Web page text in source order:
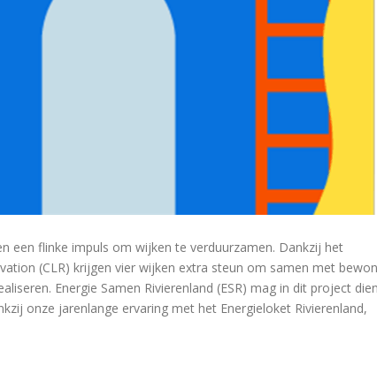
een flinke impuls om wijken te verduurzamen. Dankzij het
(CLR) krijgen vier wijken extra steun om samen met
Energie Samen Rivierenland (ESR) mag in dit project
onze jarenlange ervaring met het Energieloket Rivierenland,